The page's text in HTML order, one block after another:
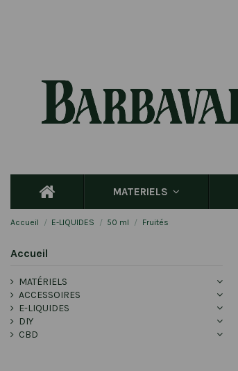
MATERIELS
Accueil E-LIQUIDES 50 ml Fruités
Accueil
MATÉRIELS
ACCESSOIRES
E-LIQUIDES
DIY
CBD